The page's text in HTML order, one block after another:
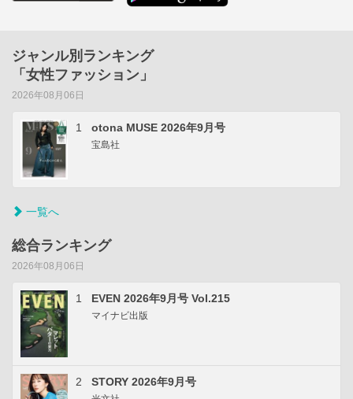
ジャンル別ランキング
「女性ファッション」
2026年08月06日
1 otona MUSE 2026年9月号
宝島社
一覧へ
総合ランキング
2026年08月06日
1 EVEN 2026年9月号 Vol.215
マイナビ出版
2 STORY 2026年9月号